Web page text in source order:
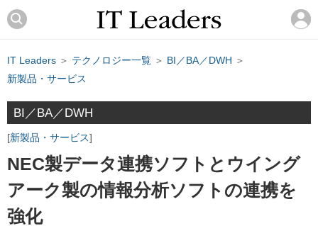
IT Leaders ＞ テクノロジー一覧 ＞ BI／BA／DWH ＞
新製品・サービス
BI／BA／DWH
新製品・サービス
NEC製データ連携ソフトとウイング
アーク製の情報分析ソフトの連携を
強化